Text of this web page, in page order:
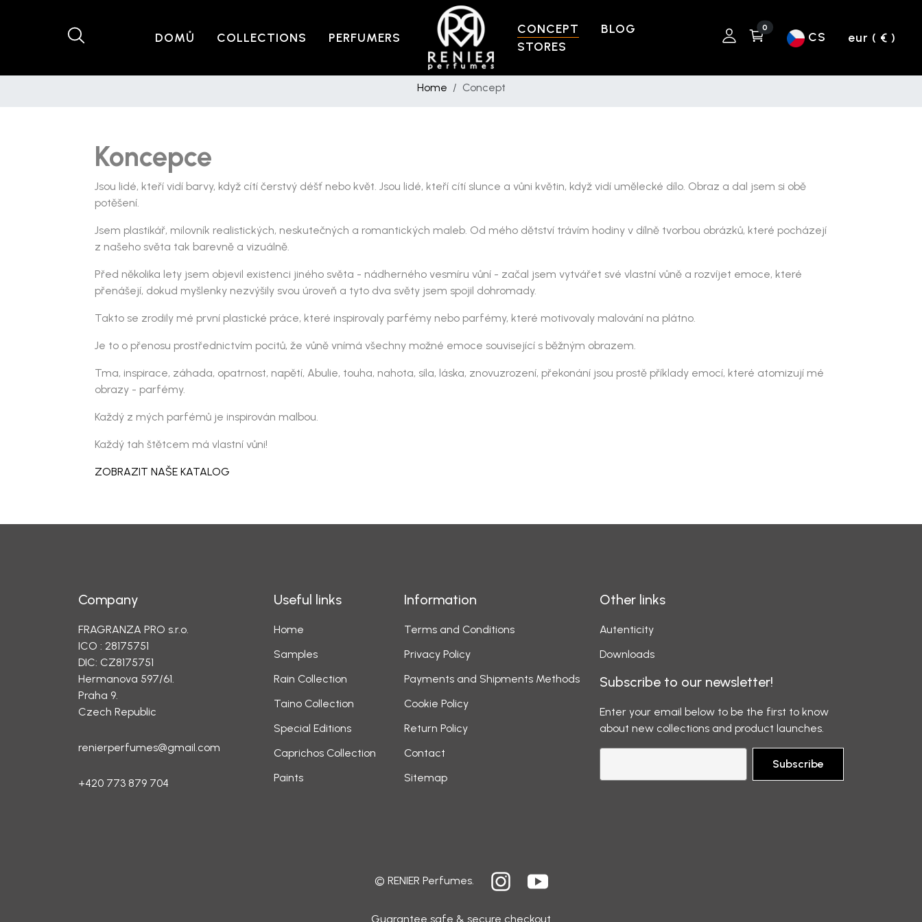
DOMŮ COLLECTIONS PERFUMERS
CONCEPT
BLOG
STORES
0
CS eur ( € )
Home Concept
Koncepce
Jsou lidé, kteří vidí barvy, když cítí čerstvý déšť nebo květ. Jsou lidé, kteří cítí slunce a vůni květin, když vidí umělecké dílo. Obraz a dal jsem si obě
potěšení.
Jsem plastikář, milovník realistických, neskutečných a romantických maleb. Od mého dětství trávím hodiny v dílně tvorbou obrázků, které pocházejí
z našeho světa tak barevně a vizuálně.
Před několika lety jsem objevil existenci jiného světa - nádherného vesmíru vůní - začal jsem vytvářet své vlastní vůně a rozvíjet emoce, které
přenášejí, dokud myšlenky nezvýšily svou úroveň a tyto dva světy jsem spojil dohromady.
Takto se zrodily mé první plastické práce, které inspirovaly parfémy nebo parfémy, které motivovaly malování na plátno.
Je to o přenosu prostřednictvím pocitů, že vůně vnímá všechny možné emoce související s běžným obrazem.
Tma, inspirace, záhada, opatrnost, napětí, Abulie, touha, nahota, síla, láska, znovuzrození, překonání jsou prostě příklady emocí, které atomizují mé
obrazy - parfémy.
Každý z mých parfémů je inspirován malbou.
Každý tah štětcem má vlastní vůni!
ZOBRAZIT NAŠE KATALOG
Company
FRAGRANZA PRO s.r.o.
ICO : 28175751
DIC: CZ8175751
Hermanova 597/61.
Praha 9.
Czech Republic
renierperfumes@gmail.com
+420 773 879 704
Useful links
Home
Samples
Rain Collection
Taino Collection
Special Editions
Caprichos Collection
Paints
Information
Terms and Conditions
Privacy Policy
Payments and Shipments Methods
Cookie Policy
Return Policy
Contact
Sitemap
Other links
Autenticity
Downloads
Subscribe to our newsletter!
Enter your email below to be the first to know
about new collections and product launches.
Subscribe
© RENIER Perfumes.
Guarantee safe & secure checkout